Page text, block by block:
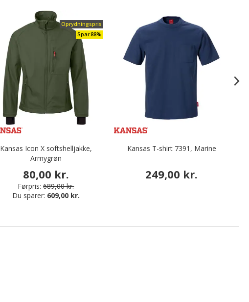
Oprydningspris
Spar 88%
Kansas Icon X softshelljakke,
Armygrøn
80,00 kr.
Førpris: 689,00 kr.
Du sparer: 609,00 kr.
Kansas T-shirt 7391, Marine
249,00 kr.